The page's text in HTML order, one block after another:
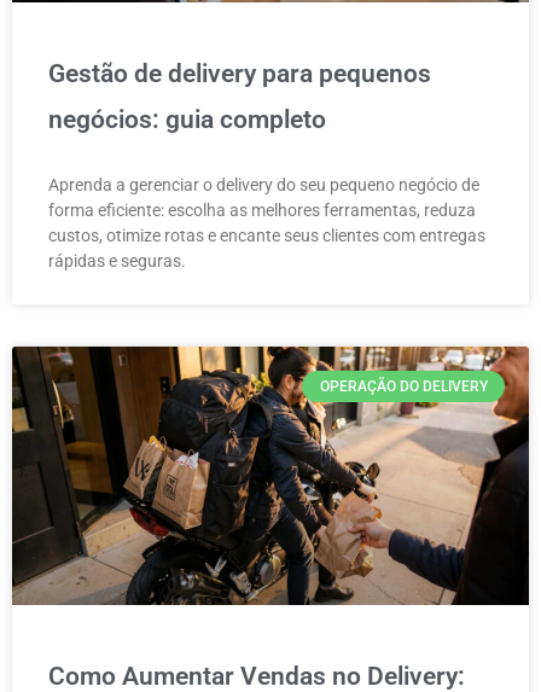
Gestão de delivery para pequenos
negócios: guia completo
Aprenda a gerenciar o delivery do seu pequeno negócio de
forma eficiente: escolha as melhores ferramentas, reduza
custos, otimize rotas e encante seus clientes com entregas
rápidas e seguras.
OPERAÇÃO DO DELIVERY
Como Aumentar Vendas no Delivery: